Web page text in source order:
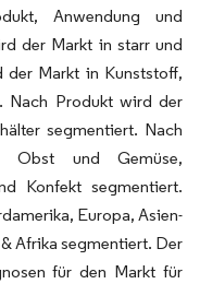
Anwendung und
der Markt in starr und
Markt in Kunststoff,
Nach Produkt wird der
segmentiert. Nach
und Gemüse,
Konfekt segmentiert.
Europa, Asien-
Afrika segmentiert. Der
für den Markt für